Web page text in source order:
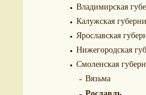
Владимирская
Калужская
Ярославская
Нижегородская
Смоленская
Вязьма